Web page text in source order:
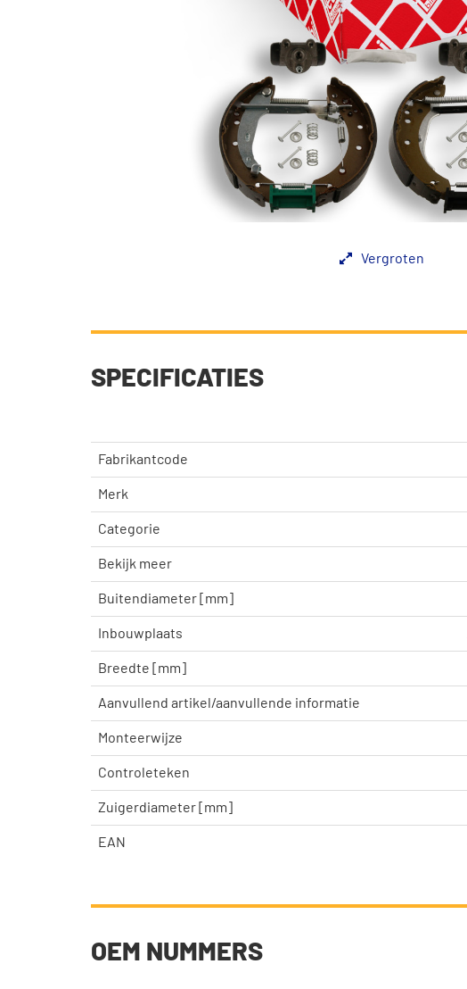
Vergroten
SPECIFICATIES
Fabrikantcode
Merk
Categorie
Bekijk meer
Buitendiameter [mm]
Inbouwplaats
Breedte [mm]
Aanvullend artikel/aanvullende informatie
Monteerwijze
Controleteken
Zuigerdiameter [mm]
EAN
OEM NUMMERS